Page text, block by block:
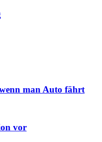
man Auto fährt
vor